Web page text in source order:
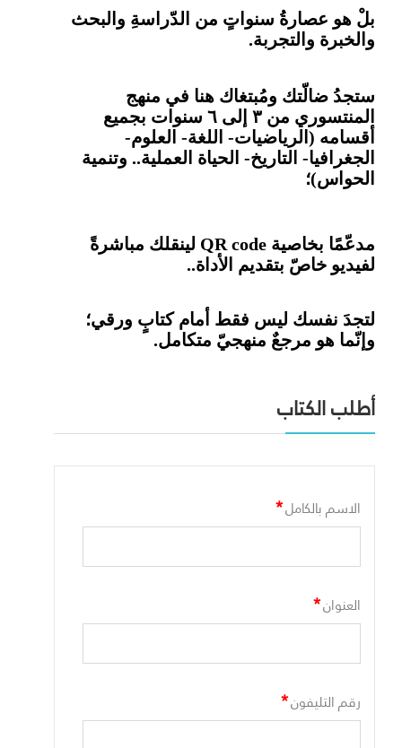
بلْ هو عصارةُ سنواتٍ من الدّراسةِ والبحث
والخبرة والتجربة.
ستجدُ ضالّتك ومُبتغاك هنا في منهج
المنتسوري من ٣ إلى ٦ سنوات بجميع
أقسامه (الرياضيات- اللغة- العلوم-
الجغرافيا- التاريخ- الحياة العملية.. وتنمية
الحواس)؛
مدعّمًا بخاصية QR code لينقلك مباشرةً
لفيديو خاصّ بتقديم الأداة..
لتجدَ نفسك ليس فقط أمام كتابٍ ورقي؛
وإنّما هو مرجعٌ منهجيّ متكامل.
أطلب الكتاب
الاسم بالكامل*
العنوان*
رقم التليفون*